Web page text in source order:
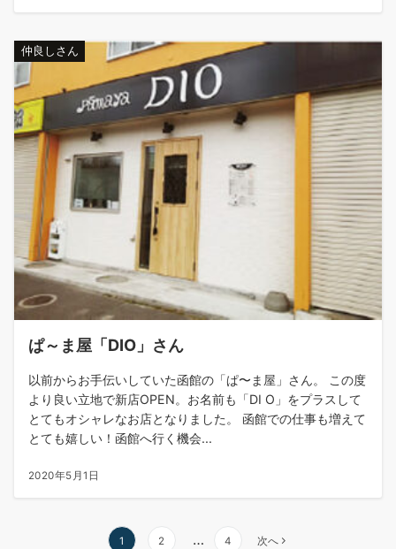
仲良しさん
ぱ～ま屋「DIO」さん
以前からお手伝いしていた函館の「ぱ〜ま屋」さん。 この度
より良い立地で新店OPEN。お名前も「DI O」をプラスして
とてもオシャレなお店となりました。 函館での仕事も増えて
とても嬉しい！函館へ行く機会...
2020年5月1日
1 2 … 4 次へ